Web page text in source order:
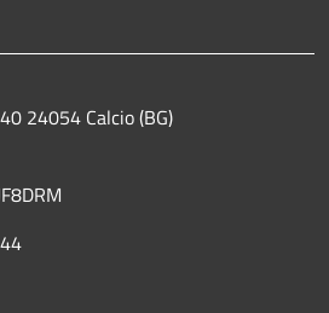
24054 Calcio (BG)